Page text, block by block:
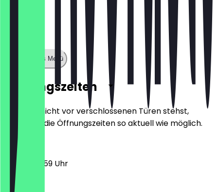
Zeige ganzes Menü
Öffnungszeiten
Damit du nicht vor verschlossenen Türen stehst,
halten wir die Öffnungszeiten so aktuell wie möglich.
00:00 - 23:59 Uhr